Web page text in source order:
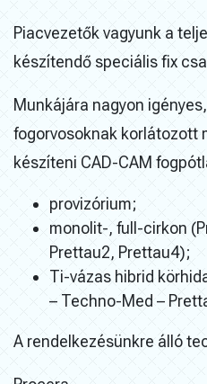
Piacvezetők vagyunk a
készítendő speciális fix
Munkájára nagyon
fogorvosoknak korlátozott
készíteni CAD-CAM
provizórium;
monolit-, full-cirkon
Prettau2, Prettau4);
Ti-vázas hibrid
– Techno-Med –
A rendelkezésünkre álló